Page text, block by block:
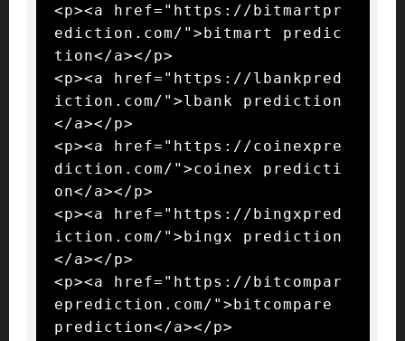
<p><a href="https://bitmartpr
ediction.com/">bitmart predic
tion</a></p>
<p><a href="https://lbankpred
iction.com/">lbank prediction
</a></p>
<p><a href="https://coinexpre
diction.com/">coinex predicti
on</a></p>
<p><a href="https://bingxpred
iction.com/">bingx prediction
</a></p>
<p><a href="https://bitcompar
eprediction.com/">bitcompare
prediction</a></p>